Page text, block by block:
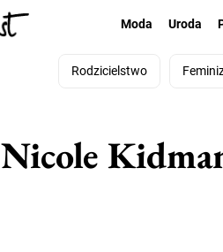
Moda Uroda
Rodzicielstwo
Nicole